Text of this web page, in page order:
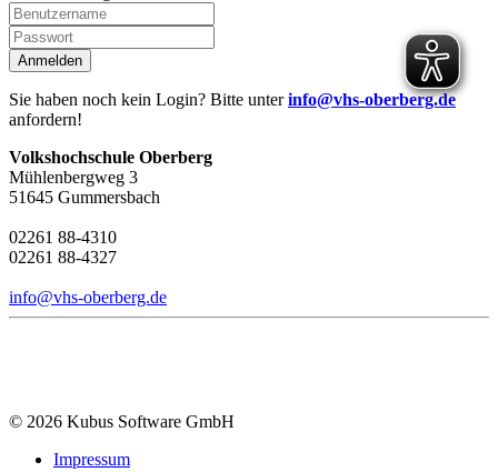
Anmelden
Sie haben noch kein Login? Bitte unterinfo@vhs-oberberg.de
anfordern!
Volkshochschule Oberberg
Mühlenbergweg 3
51645 Gummersbach
02261 88-4310
02261 88-4327
info@vhs-oberberg.de
© 2026 Kubus Software GmbH
Impressum